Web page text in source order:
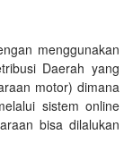
menggunakan
Daerah yang
motor) dimana
sistem online
bisa dilalukan